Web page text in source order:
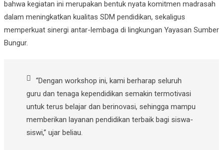
bahwa kegiatan ini merupakan bentuk nyata komitmen madrasah
dalam meningkatkan kualitas SDM pendidikan, sekaligus
memperkuat sinergi antar-lembaga di lingkungan Yayasan Sumber
Bungur.
“Dengan workshop ini, kami berharap seluruh
guru dan tenaga kependidikan semakin termotivasi
untuk terus belajar dan berinovasi, sehingga mampu
memberikan layanan pendidikan terbaik bagi siswa-
siswi,” ujar beliau.